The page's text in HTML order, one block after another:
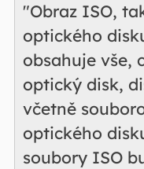
"Obraz ISO,
optického
obsahuje vše,
optický disk,
včetně
optického
soubory ISO